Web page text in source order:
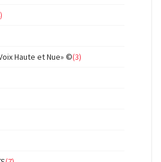
Haute et Nue» ©(3)